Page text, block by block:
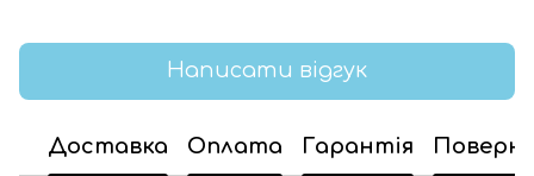
Написати відгук
Доставка Оплата Гарантія